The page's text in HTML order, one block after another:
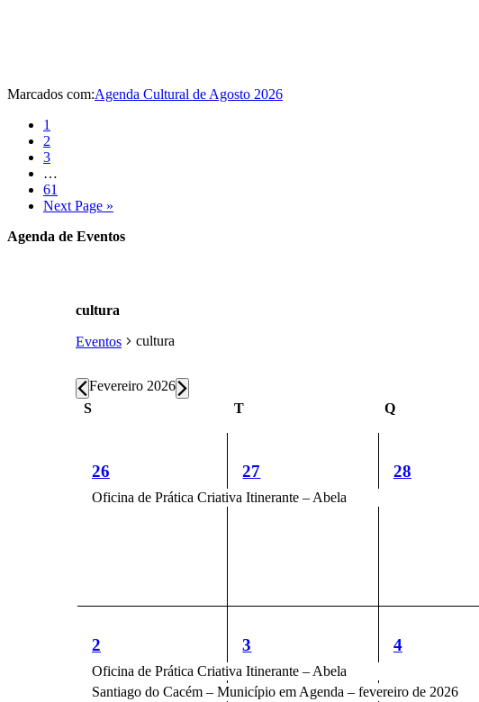
Marcados com:Agenda Cultural de Agosto 2026
Página
1
Página
2
Página
3
pages
omitted
…
Página
61
Go
Next Page »
Sidebar
Agenda de Eventos
cultura
Eventos cultura
Eventos
Fevereiro 2026
Calendário
S TTerça-
QQuarta-
1
evento,
26
Oficina de Prática Criativa Itinerante – Abela
1
evento,
27
1
28
2
eventos,
2
Oficina de Prática Criativa Itinerante – Abela
Santiago do Cacém – Município em Agenda – fevereiro de 2026
2
eventos,
3
2
4